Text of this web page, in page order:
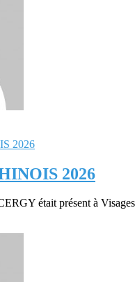
2026
était présent à